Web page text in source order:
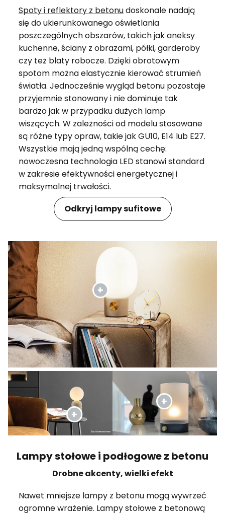
Spoty i reflektory z betonudoskonale nadają
się do ukierunkowanego oświetlania
poszczególnych obszarów, takich jak aneksy
kuchenne, ściany z obrazami, półki, garderoby
czy też blaty robocze. Dzięki obrotowym
spotom można elastycznie kierować strumień
światła. Jednocześnie wygląd betonu pozostaje
przyjemnie stonowany i nie dominuje tak
bardzo jak w przypadku dużych lamp
wiszących. W zależności od modelu stosowane
są różne typy opraw, takie jak GU10, E14 lub E27.
Wszystkie mają jedną wspólną cechę:
nowoczesna technologia LED stanowi standard
w zakresie efektywności energetycznej i
maksymalnej trwałości.
Odkryj lampy sufitowe
Lampy stołowe i podłogowe z betonu
Drobne akcenty, wielki efekt
Nawet mniejsze lampy z betonu mogą wywrzeć
ogromne wrażenie. Lampy stołowe z betonową